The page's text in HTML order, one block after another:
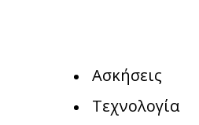
Ασκήσεις
Τεχνολογία